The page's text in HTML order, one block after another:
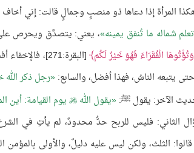
المرأة إذا دعاها ذو منصبٍ وجمالٍ قالت: إني أخاف
شماله ما تُنفق يمينه ، يعني: يتصدَّق ويحرص
الْفُقَرَاءَ فَهُوَ خَيْرٌ لَكُم
يتبعه الناسُ، فهذا أفضل، والسابع: رجل ذكر الله
الآخر: يقول ﷺ: يقول الله  يوم القيامة: أين
الثاني: فليس للربح حدٌّ محدودٌ، لم يأتِ في
قالوا: الثلث، ولكن ليس عليه دليلٌ، والأولى